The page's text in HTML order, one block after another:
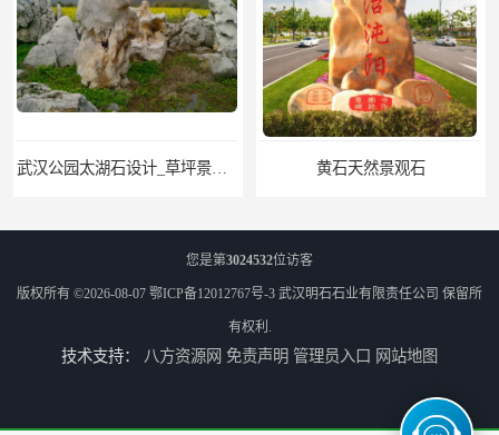
黄石天然景观石
您是第3024532位访客
版权所有 ©2026-08-07 鄂ICP备12012767号-3 武汉明石石业有限责任公司 保留所
有权利.
技术支持： 八方资源网 免责声明 管理员入口 网站地图